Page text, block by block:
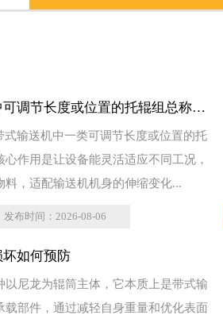
调节长度或位置的托辊组总称
式输送机中一类可调节长度或位置的托
心作用是让设备能灵活适应不同工况，
料，适配输送机机身的伸缩变化...
发布时间：2026-08-06
坏如何预防
以尼龙为辊筒主体，它本质上是带式输
载部件，通过减轻自身重量和优化表面